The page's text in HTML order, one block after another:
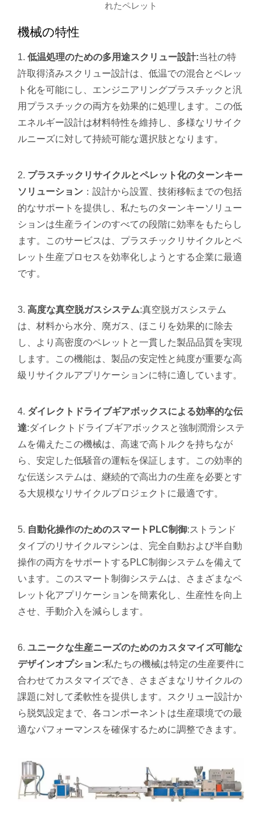
れたペレット
機械の特性
低温処理のための多用途スクリュー設計:当社の特
許取得済みスクリュー設計は、低温での混合とペレッ
ト化を可能にし、エンジニアリングプラスチックと汎
用プラスチックの両方を効果的に処理します。この低
エネルギー設計は材料特性を維持し、多様なリサイク
ルニーズに対して持続可能な選択肢となります。
プラスチックリサイクルとペレット化のターンキー
ソリューション ：設計から設置、技術移転までの包括
的なサポートを提供し、私たちのターンキーソリュー
ションは生産ラインのすべての段階に効率をもたらし
ます。このサービスは、プラスチックリサイクルとペ
レット生産プロセスを効率化しようとする企業に最適
です。
高度な真空脱ガスシステム:真空脱ガスシステム
は、材料から水分、廃ガス、ほこりを効果的に除去
し、より高密度のペレットと一貫した製品品質を実現
します。この機能は、製品の安定性と純度が重要な高
級リサイクルアプリケーションに特に適しています。
ダイレクトドライブギアボックスによる効率的な伝
達:ダイレクトドライブギアボックスと強制潤滑システ
ムを備えたこの機械は、高速で高トルクを持ちなが
ら、安定した低騒音の運転を保証します。この効率的
な伝送システムは、継続的で高出力の生産を必要とす
る大規模なリサイクルプロジェクトに最適です。
自動化操作のためのスマートPLC制御:ストランド
タイプのリサイクルマシンは、完全自動および半自動
操作の両方をサポートするPLC制御システムを備えて
います。このスマート制御システムは、さまざまなペ
レット化アプリケーションを簡素化し、生産性を向上
させ、手動介入を減らします。
ユニークな生産ニーズのためのカスタマイズ可能な
デザインオプション:私たちの機械は特定の生産要件に
合わせてカスタマイズでき、さまざまなリサイクルの
課題に対して柔軟性を提供します。スクリュー設計か
ら脱気設定まで、各コンポーネントは生産環境での最
適なパフォーマンスを確保するために調整できます。